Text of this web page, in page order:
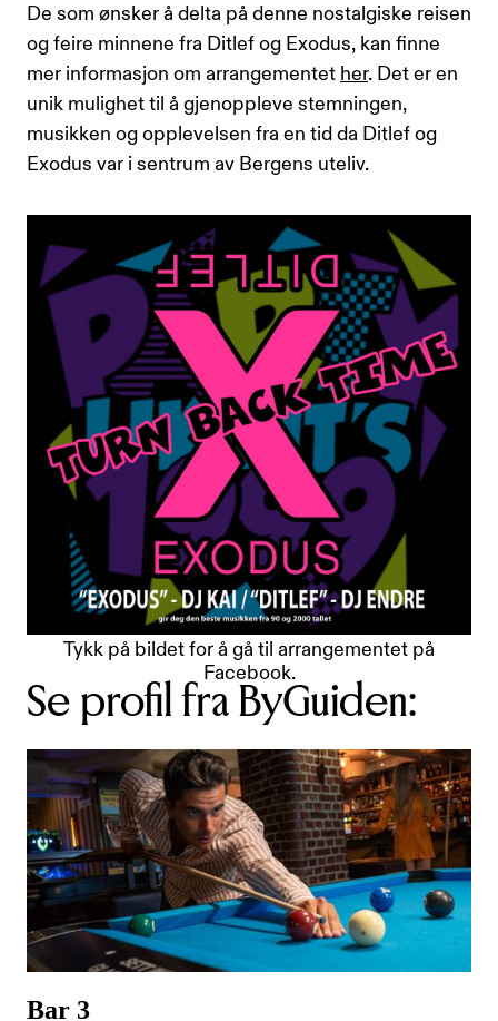
De som ønsker å delta på denne nostalgiske reisen
og feire minnene fra Ditlef og Exodus, kan finne
mer informasjon om arrangementet her. Det er en
unik mulighet til å gjenoppleve stemningen,
musikken og opplevelsen fra en tid da Ditlef og
Exodus var i sentrum av Bergens uteliv.
Tykk på bildet for å gå til arrangementet på
Facebook.
Se profil fra ByGuiden:
Bar 3